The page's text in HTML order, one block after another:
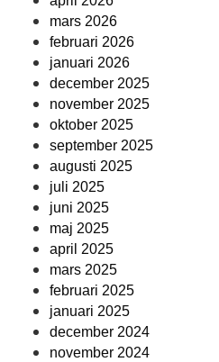
mars 2026
februari 2026
januari 2026
december 2025
november 2025
oktober 2025
september 2025
augusti 2025
juli 2025
juni 2025
maj 2025
april 2025
mars 2025
februari 2025
januari 2025
december 2024
november 2024